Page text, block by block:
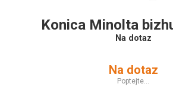
Konica Minolta
Na dotaz
Na dotaz
Poptejte...